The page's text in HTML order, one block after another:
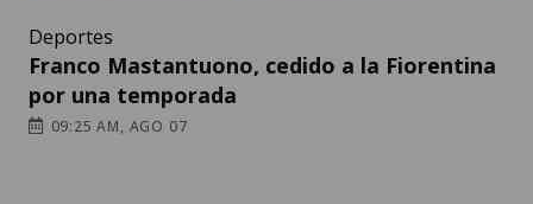
Deportes
Franco Mastantuono, cedido a la Fiorentina
por una temporada
09:25 AM, AGO 07